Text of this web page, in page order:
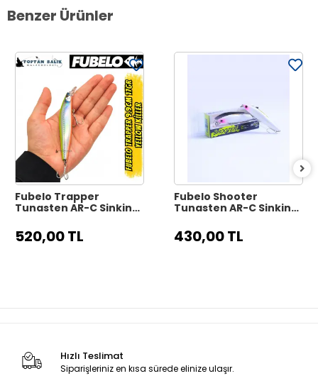
Benzer Ürünler
Fubelo Trapper
Tungsten AR-C Sinking
- Yellow Killer
520,00 TL
Fubelo Shooter
Tungsten AR-C Sinking
Mor Kafa
430,00 TL
Hızlı Teslimat
Siparişleriniz en kısa sürede elinize ulaşır.